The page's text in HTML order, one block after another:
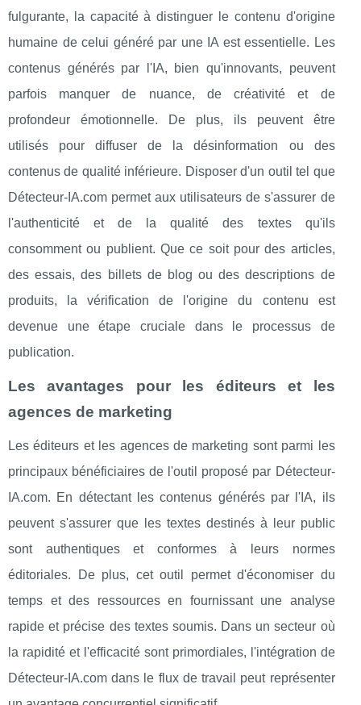
fulgurante, la capacité à distinguer le contenu d'origine
humaine de celui généré par une IA est essentielle. Les
contenus générés par l'IA, bien qu'innovants, peuvent
parfois manquer de nuance, de créativité et de
profondeur émotionnelle. De plus, ils peuvent être
utilisés pour diffuser de la désinformation ou des
contenus de qualité inférieure. Disposer d'un outil tel que
Détecteur-IA.com permet aux utilisateurs de s'assurer de
l'authenticité et de la qualité des textes qu'ils
consomment ou publient. Que ce soit pour des articles,
des essais, des billets de blog ou des descriptions de
produits, la vérification de l'origine du contenu est
devenue une étape cruciale dans le processus de
publication.
Les avantages pour les éditeurs et les
agences de marketing
Les éditeurs et les agences de marketing sont parmi les
principaux bénéficiaires de l'outil proposé par Détecteur-
IA.com. En détectant les contenus générés par l'IA, ils
peuvent s'assurer que les textes destinés à leur public
sont authentiques et conformes à leurs normes
éditoriales. De plus, cet outil permet d'économiser du
temps et des ressources en fournissant une analyse
rapide et précise des textes soumis. Dans un secteur où
la rapidité et l'efficacité sont primordiales, l'intégration de
Détecteur-IA.com dans le flux de travail peut représenter